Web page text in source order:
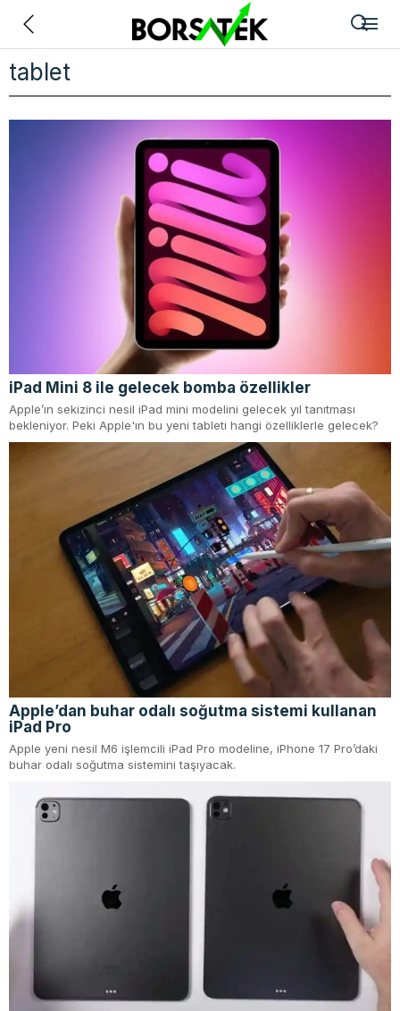
tablet
iPad Mini 8 ile gelecek bomba özellikler
Apple’ın sekizinci nesil iPad mini modelini gelecek yıl tanıtması
bekleniyor. Peki Apple'ın bu yeni tableti hangi özelliklerle gelecek?
Apple’dan buhar odalı soğutma sistemi kullanan
iPad Pro
Apple yeni nesil M6 işlemcili iPad Pro modeline, iPhone 17 Pro’daki
buhar odalı soğutma sistemini taşıyacak.